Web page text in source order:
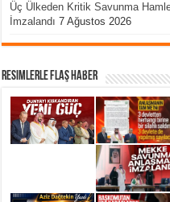
Üç Ülkeden Kritik Savunma
İmzalandı 7 Ağustos 2026
Resimlerle Flaş Haber